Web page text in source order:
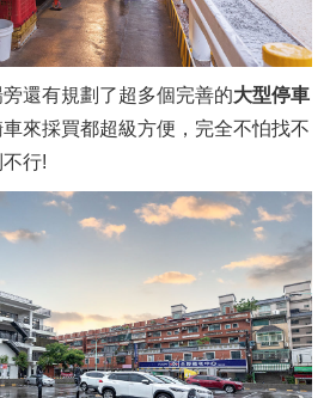
還有規劃了超多個完善的大型停車
來採買都超級方便，完全不怕找不
行!